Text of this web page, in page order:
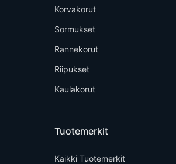
Korvakorut
Sormukset
Rannekorut
Riipukset
Kaulakorut
Tuotemerkit
Kaikki Tuotemerkit